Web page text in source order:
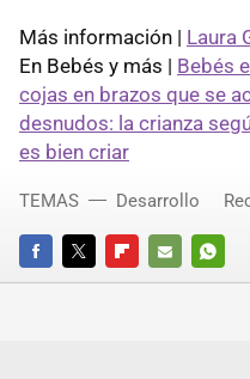
Más información | Laura
En Bebés y más | Bebés
cojas en brazos que se
desnudos: la crianza
es bien criar
FACEBOOKTWITTERFLIPBOARD
E-
TEMAS Desarrollo